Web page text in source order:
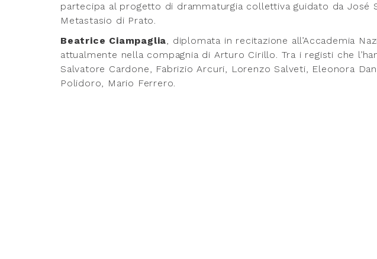
partecipa al progetto di drammaturgia collettiva guidato da José
Metastasio di Prato.
Beatrice Ciampaglia, diplomata in recitazione all’Accademia
attualmente nella compagnia di Arturo Cirillo. Tra i registi che
Salvatore Cardone, Fabrizio Arcuri, Lorenzo Salveti, Eleonora
Polidoro, Mario Ferrero.